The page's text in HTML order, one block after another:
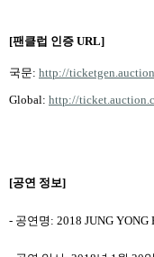
[팬클럽 인증 URL]
국문: http://
Global: http://
[공연 정보]
- 공연명 : 2018 JUNG